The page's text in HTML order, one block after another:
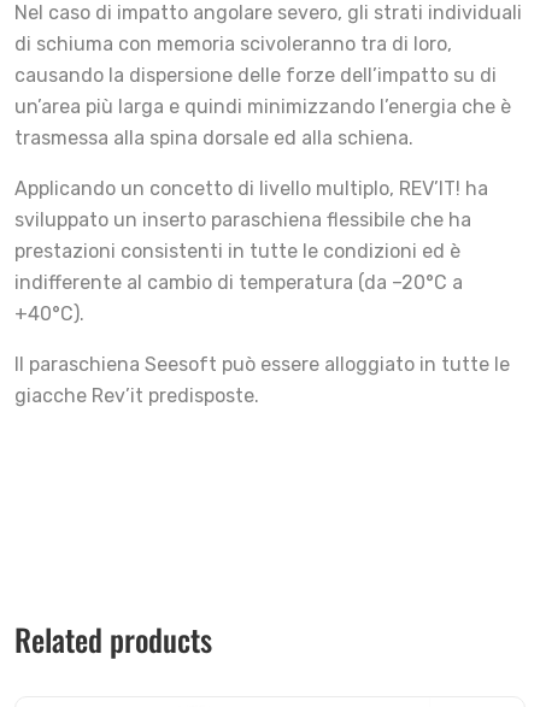
Nel caso di impatto angolare severo, gli strati individuali
di schiuma con memoria scivoleranno tra di loro,
causando la dispersione delle forze dell’impatto su di
un’area più larga e quindi minimizzando l’energia che è
trasmessa alla spina dorsale ed alla schiena.
Applicando un concetto di livello multiplo, REV’IT! ha
sviluppato un inserto paraschiena flessibile che ha
prestazioni consistenti in tutte le condizioni ed è
indifferente al cambio di temperatura (da –20°C a
+40°C).
Il paraschiena Seesoft può essere alloggiato in tutte le
giacche Rev’it predisposte.
Related products